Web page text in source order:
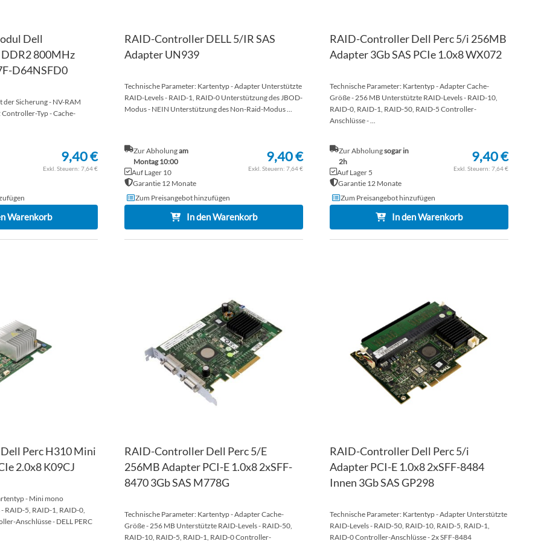
Dell
800MHz
D64NSFD0
der Sicherung - NV-RAM
Typ - Cache-
9,40 €
7,64 €
Warenkorb
RAID-Controller DELL 5/IR SAS
Adapter UN939
Technische Parameter: Kartentyp - Adapter Unterstützte
RAID-Levels - RAID-1, RAID-0 Unterstützung des JBOD-
Modus - NEIN Unterstützung des Non-Raid-Modus ...
Zur Abholungam
Montag 10:00
Auf Lager 10
Garantie 12 Monate
9,40 €
7,64 €
Zum Preisangebot hinzufügen
In den Warenkorb
RAID-Controller Dell Perc 5/i 256MB
Adapter 3Gb SAS PCIe 1.0x8 WX072
Technische Parameter: Kartentyp - Adapter Cache-
Größe - 256 MB Unterstützte RAID-Levels - RAID-10,
RAID-0, RAID-1, RAID-50, RAID-5 Controller-
Anschlüsse - ...
Zur Abholungsogar in
2h
Auf Lager 5
Garantie 12 Monate
9,40 €
7,64 €
Zum Preisangebot hinzufügen
In den Warenkorb
VERGLEICHSLISTE
HINZUFÜGEN
Perc H310 Mini
2.0x8 K09CJ
- Mini mono
RAID-5, RAID-1, RAID-0,
Anschlüsse - DELL PERC
VERGLEICHSLISTE
HINZUFÜGEN
RAID-Controller Dell Perc 5/E
256MB Adapter PCI-E 1.0x8 2xSFF-
8470 3Gb SAS M778G
Technische Parameter: Kartentyp - Adapter Cache-
Größe - 256 MB Unterstützte RAID-Levels - RAID-50,
RAID-10, RAID-5, RAID-1, RAID-0 Controller-
RAID-Controller Dell Perc 5/i
Adapter PCI-E 1.0x8 2xSFF-8484
Innen 3Gb SAS GP298
Technische Parameter: Kartentyp - Adapter Unterstützte
RAID-Levels - RAID-50, RAID-10, RAID-5, RAID-1,
RAID-0 Controller-Anschlüsse - 2x SFF-8484